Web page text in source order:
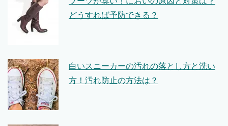
どうすれば予防できる？
白いスニーカーの汚れの落とし方と洗い
方！汚れ防止の方法は？